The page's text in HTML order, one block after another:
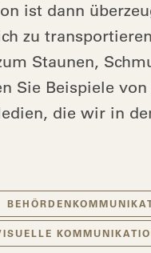
ist dann
zu
Staunen,
Sie Beispiele
die wir in